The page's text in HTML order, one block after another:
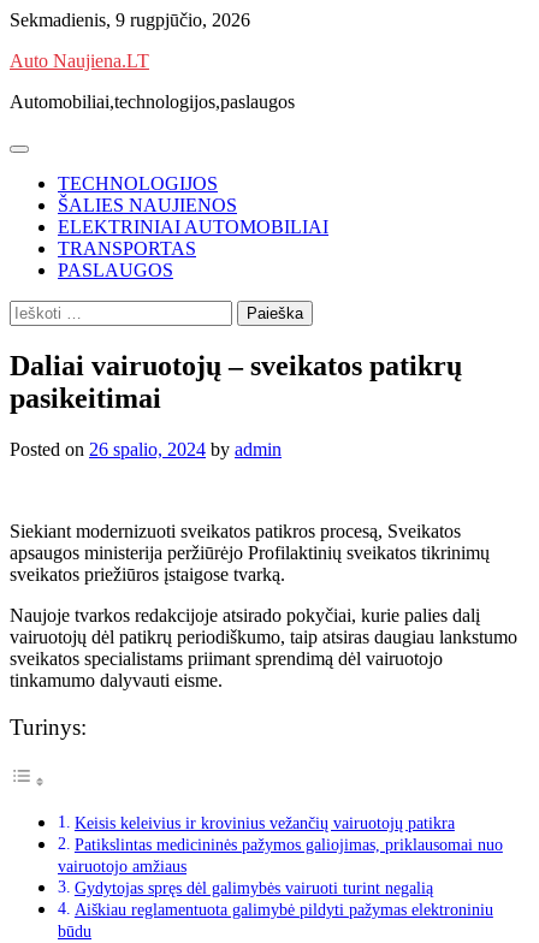
Skip
content
Sekmadienis, 9 rugpjūčio, 2026
Auto Naujiena.LT
Automobiliai,technologijos,paslaugos
TECHNOLOGIJOS
ŠALIES NAUJIENOS
ELEKTRINIAI AUTOMOBILIAI
TRANSPORTAS
PASLAUGOS
Ieškoti:
Daliai vairuotojų – sveikatos patikrų
pasikeitimai
Posted on 26 spalio, 2024 by admin
Siekiant modernizuoti sveikatos patikros procesą, Sveikatos
apsaugos ministerija peržiūrėjo Profilaktinių sveikatos tikrinimų
sveikatos priežiūros įstaigose tvarką.
Naujoje tvarkos redakcijoje atsirado pokyčiai, kurie palies dalį
vairuotojų dėl patikrų periodiškumo, taip atsiras daugiau lankstumo
sveikatos specialistams priimant sprendimą dėl vairuotojo
tinkamumo dalyvauti eisme.
Turinys:
Keisis keleivius ir krovinius vežančių vairuotojų patikra
Patikslintas medicininės pažymos galiojimas, priklausomai nuo
vairuotojo amžiaus
Gydytojas spręs dėl galimybės vairuoti turint negalią
Aiškiau reglamentuota galimybė pildyti pažymas elektroniniu
būdu